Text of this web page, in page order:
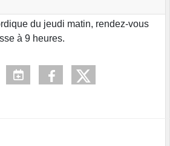
du jeudi matin, rendez-vous
à 9 heures.